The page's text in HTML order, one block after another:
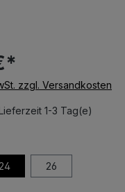
zzgl. Versandkosten
1-3 Tag(e)
26